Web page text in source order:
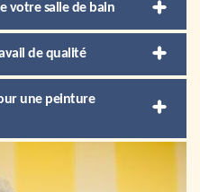
votre salle de bain
de qualité
une peinture